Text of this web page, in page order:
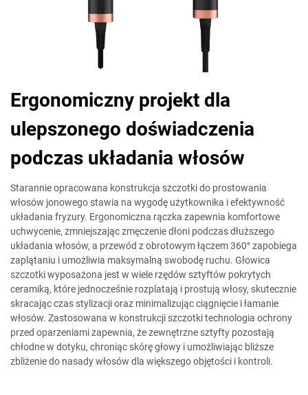
Ergonomiczny projekt dla
ulepszonego doświadczenia
podczas układania włosów
Starannie opracowana konstrukcja szczotki do prostowania
włosów jonowego stawia na wygodę użytkownika i efektywność
układania fryzury. Ergonomiczna rączka zapewnia komfortowe
uchwycenie, zmniejszając zmęczenie dłoni podczas dłuższego
układania włosów, a przewód z obrotowym łączem 360° zapobiega
zaplątaniu i umożliwia maksymalną swobodę ruchu. Głowica
szczotki wyposażona jest w wiele rzędów sztyftów pokrytych
ceramiką, które jednocześnie rozplatają i prostują włosy, skutecznie
skracając czas stylizacji oraz minimalizując ciągnięcie i łamanie
włosów. Zastosowana w konstrukcji szczotki technologia ochrony
przed oparzeniami zapewnia, że zewnętrzne sztyfty pozostają
chłodne w dotyku, chroniąc skórę głowy i umożliwiając bliższe
zbliżenie do nasady włosów dla większego objętości i kontroli.